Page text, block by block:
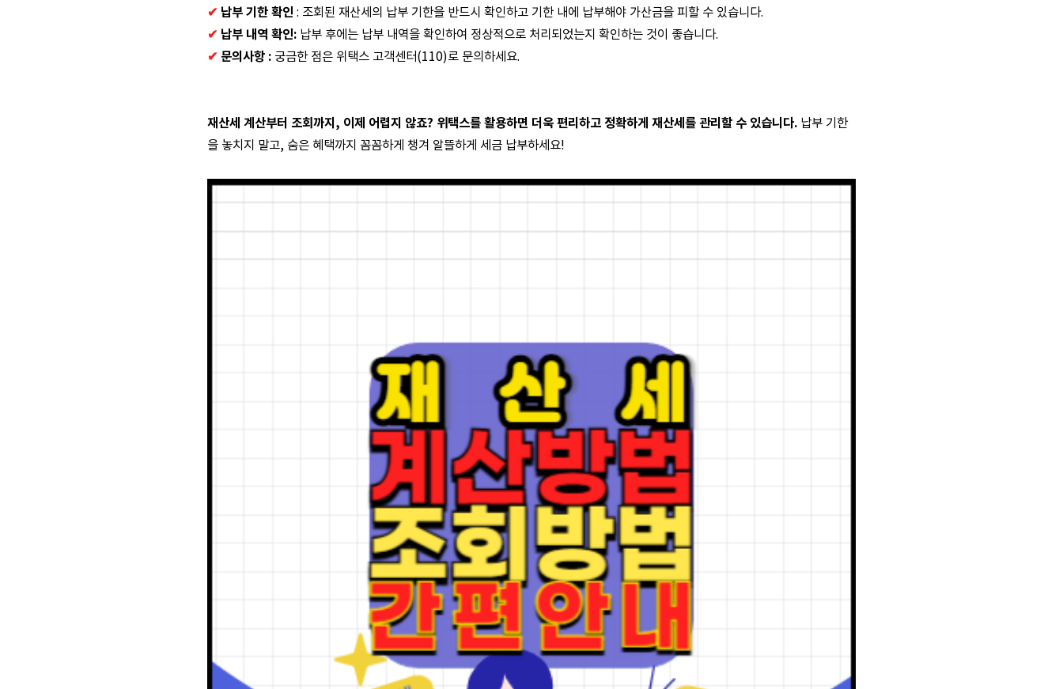
✔ 납부 기한 확인 : 조회된 재산세의 납부 기한을 반드시 확인하고 기한 내에 납부해야 가산금을 피할 수 있습니다.
✔ 납부 내역 확인: 납부 후에는 납부 내역을 확인하여 정상적으로 처리되었는지 확인하는 것이 좋습니다.
✔ 문의사항 : 궁금한 점은 위택스 고객센터(110)로 문의하세요.
재산세 계산부터 조회까지, 이제 어렵지 않죠? 위택스를 활용하면 더욱 편리하고 정확하게 재산세를 관리할 수 있습니다. 납부 기한
을 놓치지 말고, 숨은 혜택까지 꼼꼼하게 챙겨 알뜰하게 세금 납부하세요!